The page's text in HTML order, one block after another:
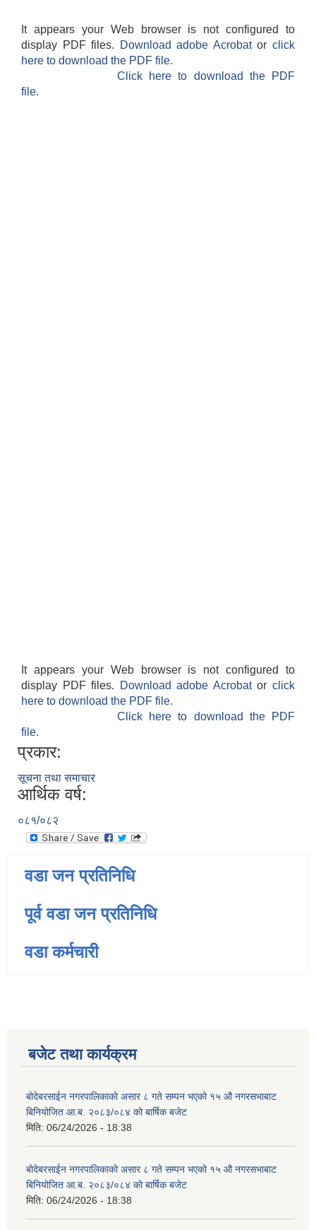
It appears your Web browser is not configured to
display PDF files.
Download adobe Acrobatorclick
here to download the PDF file.
Click here to download the PDF
file.
It appears your Web browser is not configured to
display PDF files.
Download adobe Acrobatorclick
here to download the PDF file.
Click here to download the PDF
file.
प्रकार:
सूचना तथा समाचार
आर्थिक वर्ष:
०८१/०८२
वडा जन प्रतिनिधि
पूर्व वडा जन प्रतिनिधि
वडा कर्मचारी
बजेट तथा कार्यक्रम
बोदेबरसाईन नगरपालिकाको असार ८ गते सम्पन भएको १५ ‍‍‍औ नगरसभाबाट
बिनियोजित आ.ब. २०८३/०८४ को बार्षिक बजेट
मिति: 06/24/2026 - 18:38
बोदेबरसाईन नगरपालिकाको असार ८ गते सम्पन भएको १५ ‍‍‍औ नगरसभाबाट
बिनियोजित आ.ब. २०८३/०८४ को बार्षिक बजेट
मिति: 06/24/2026 - 18:38